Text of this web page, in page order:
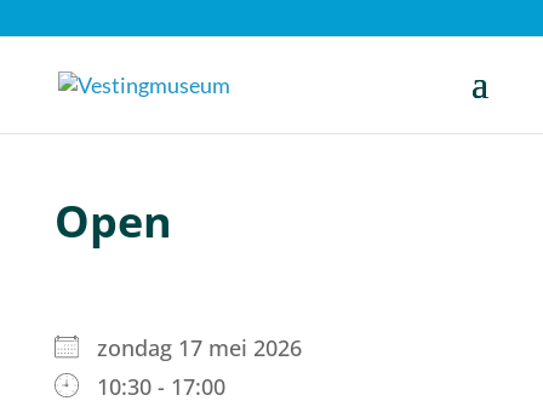
Open
zondag 17 mei 2026
10:30 - 17:00